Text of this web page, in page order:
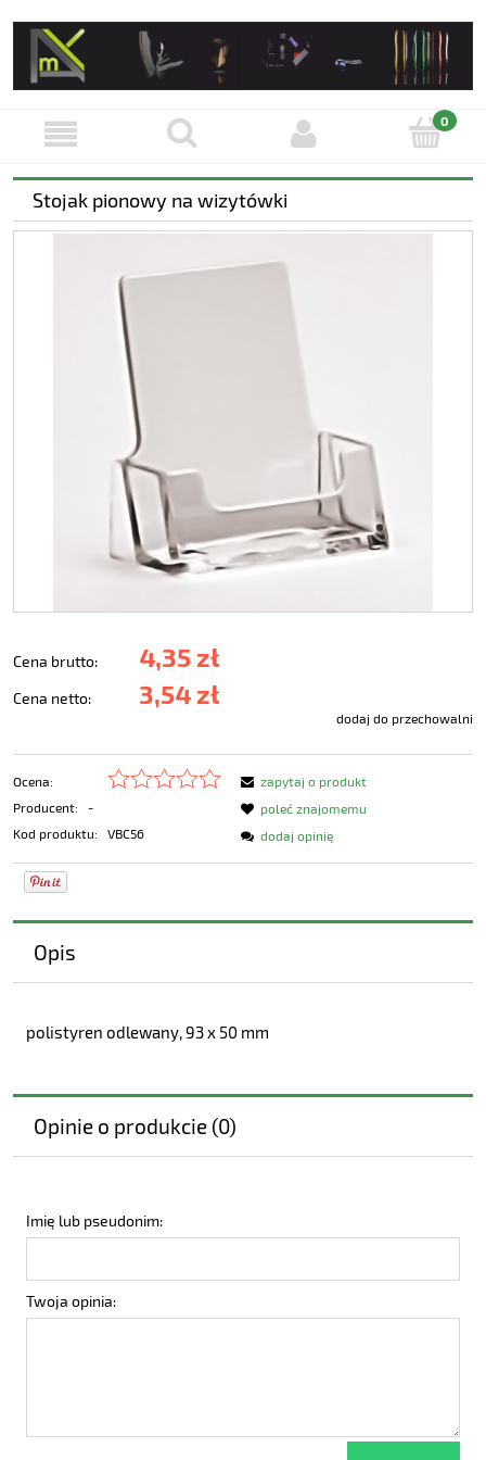
Stojak pionowy na wizytówki
Cena brutto: 4,35 zł
Cena netto: 3,54 zł
dodaj do przechowalni
Ocena:
Producent:
-
Kod produktu:
VBC56
zapytaj o produkt
poleć znajomemu
dodaj opinię
Opis
polistyren odlewany, 93 x 50 mm
Opinie o produkcie (0)
Imię lub pseudonim:
Twoja opinia: